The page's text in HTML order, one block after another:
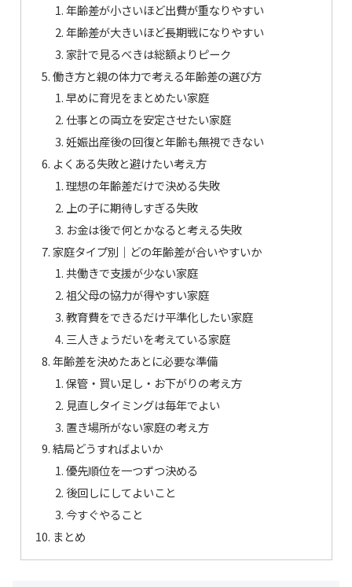
年齢差が小さいほど出費が重なりやすい
年齢差が大きいほど長期戦になりやすい
家計で見るべきは総額よりピーク
働き方と親の体力で考える年齢差の選び方
早めに育児をまとめたい家庭
仕事との両立を安定させたい家庭
妊娠出産後の回復と年齢も無視できない
よくある失敗と避けたい考え方
理想の年齢差だけで決める失敗
上の子に期待しすぎる失敗
お金は後で何とかなると考える失敗
家庭タイプ別｜どの年齢差が合いやすいか
共働きで支援が少ない家庭
祖父母の協力が得やすい家庭
教育費をできるだけ平準化したい家庭
三人きょうだいを考えている家庭
年齢差を決めたあとに必要な準備
保管・買い足し・お下がりの考え方
見直しタイミングは毎年でよい
置き場所がない家庭の考え方
結局どうすればよいか
優先順位を一つずつ決める
後回しにしてよいこと
今すぐやること
まとめ